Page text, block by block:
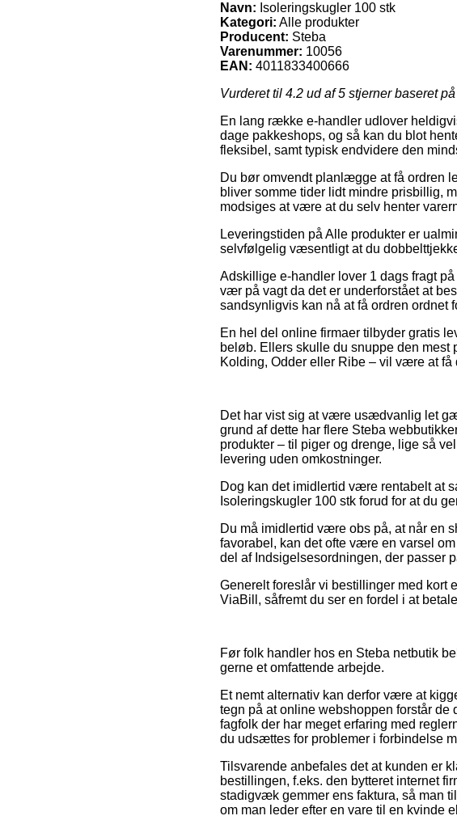
Navn: Isoleringskugler 100 stk
Kategori: Alle produkter
Producent: Steba
Varenummer: 10056
EAN: 4011833400666
Vurderet til 4.2 ud af 5 stjerner baseret på
En lang række e-handler udlover
dage pakkeshops, og så kan du blot
fleksibel, samt typisk endvidere den
Du bør omvendt planlægge at få ordren
bliver somme tider lidt mindre prisbillig,
modsiges at være at du selv henter
Leveringstiden på Alle produkter er
selvfølgelig væsentligt at du
Adskillige e-handler lover 1 dags fragt
vær på vagt da det er underforstået at
sandsynligvis kan nå at få ordren ordnet
En hel del online firmaer tilbyder gratis
beløb. Ellers skulle du snuppe den
Kolding, Odder eller Ribe – vil være at
Det har vist sig at være usædvanlig let
grund af dette har flere Steba
produkter – til piger og drenge, lige så
levering uden omkostninger.
Dog kan det imidlertid være rentabelt at
Isoleringskugler 100 stk forud for at du
Du må imidlertid være obs på, at når en
favorabel, kan det ofte være en varsel
del af Indsigelsesordningen, der passer
Generelt foreslår vi bestillinger med kort
ViaBill, såfremt du ser en fordel i at
Før folk handler hos en Steba netbutik
gerne et omfattende arbejde.
Et nemt alternativ kan derfor være at
tegn på at online webshoppen forstår
fagfolk der har meget erfaring med
du udsættes for problemer i forbindelse
Tilsvarende anbefales det at kunden er
bestillingen, f.eks. den bytteret internet
stadigvæk gemmer ens faktura, så man
om man leder efter en vare til en kvinde